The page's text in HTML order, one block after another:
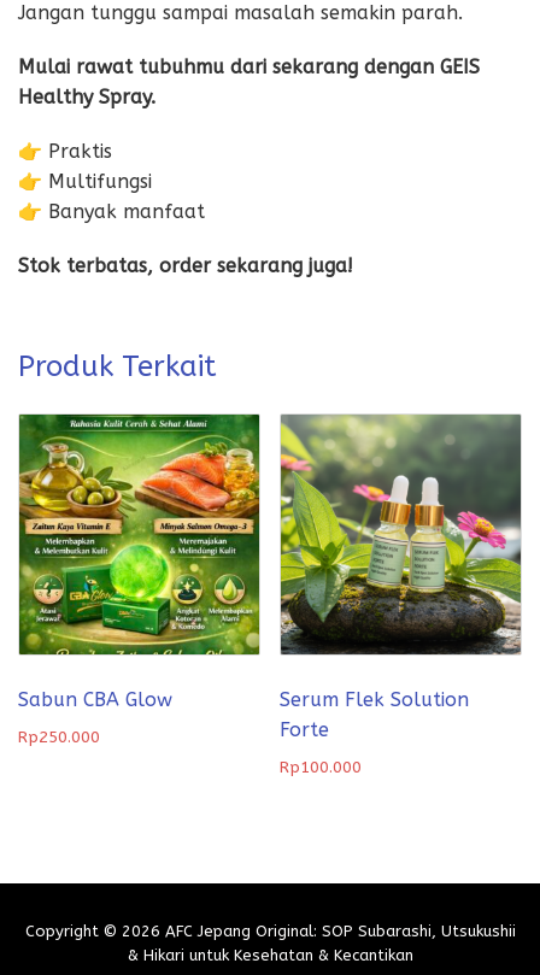
Jangan tunggu sampai masalah semakin parah.
Mulai rawat tubuhmu dari sekarang dengan GEIS
Healthy Spray.
👉 Praktis
👉 Multifungsi
👉 Banyak manfaat
Stok terbatas, order sekarang juga!
Produk Terkait
Sabun CBA Glow
Rp250.000
Serum Flek Solution
Forte
Rp100.000
Copyright © 2026 AFC Jepang Original: SOP Subarashi, Utsukushii
& Hikari untuk Kesehatan & Kecantikan